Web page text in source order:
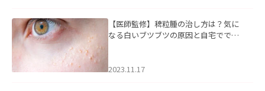
【医師監修】稗粒腫の治し方は？気に
なる白いブツブツの原因と自宅ででき
2023.11.17